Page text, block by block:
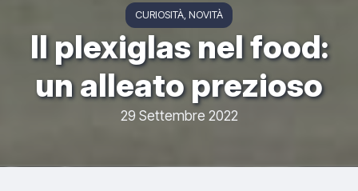
CURIOSITÀ NOVITÀ
Il plexiglas nel food:
un alleato prezioso
29 Settembre 2022